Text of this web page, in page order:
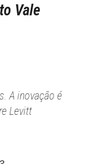
Vale
A inovação é
Levitt